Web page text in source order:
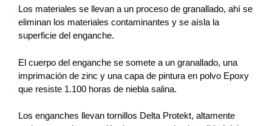
Los materiales se llevan a un proceso de granallado, ahí se
eliminan los materiales contaminantes y se aísla la
superficie del enganche.
El cuerpo del enganche se somete a un granallado, una
imprimación de zinc y una capa de pintura en polvo Epoxy
que resiste 1.100 horas de niebla salina.
Los enganches llevan tornillos Delta Protekt, altamente